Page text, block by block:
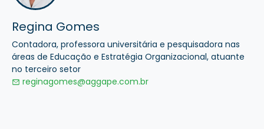
Regina Gomes
Contadora, professora universitária e pesquisadora nas
áreas de Educação e Estratégia Organizacional, atuante
no terceiro setor
reginagomes@aggape.com.br